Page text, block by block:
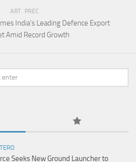
ART. PREC.
India’s Leading Defence Export
Amid Record Growth
Seeks New Ground Launcher to